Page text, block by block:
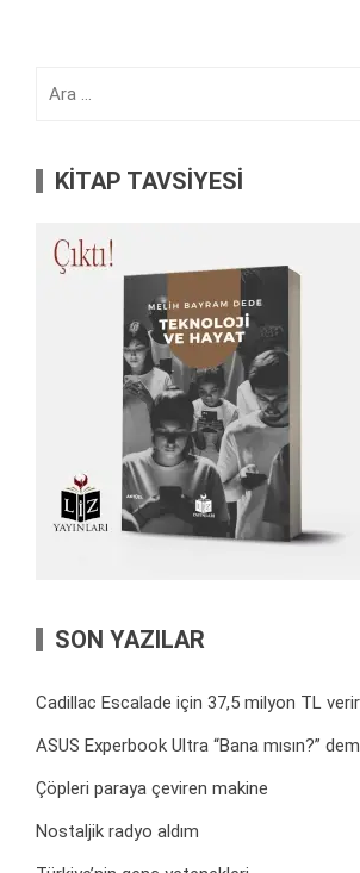
KİTAP TAVSİYESİ
SON YAZILAR
Cadillac Escalade için 37,5 milyon TL
ASUS Experbook Ultra “Bana mısın?”
Çöpleri paraya çeviren makine
Nostaljik radyo aldım